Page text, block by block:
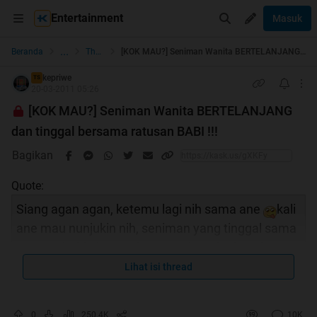
Entertainment Masuk
Beranda ... The Lounge
TS
kepriwe
[KOK MAU?] Seniman Wanita BERTELANJANG
dan tinggal bersama ratusan BABI !!!
Bagikan
Quote:
Siang agan agan, ketemu lagi nih sama ane
kali
: Gimana tertarik liat ?? Tapi
kudu di
Lihat isi thread
0 250.4K 10K